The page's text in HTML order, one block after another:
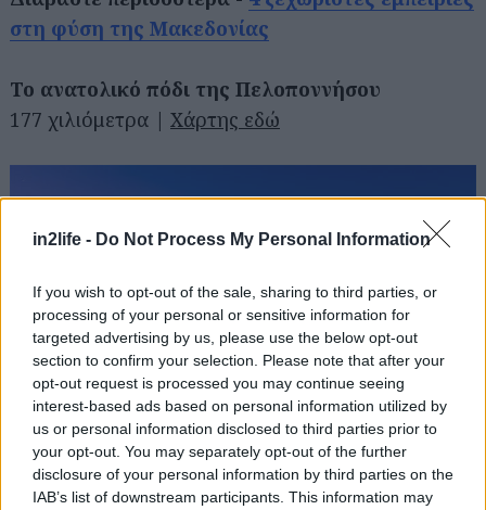
in2life - Do Not Process My Personal Information
If you wish to opt-out of the sale, sharing to third parties, or
processing of your personal or sensitive information for
targeted advertising by us, please use the below opt-out
section to confirm your selection. Please note that after your
opt-out request is processed you may continue seeing
interest-based ads based on personal information utilized by
us or personal information disclosed to third parties prior to
your opt-out. You may separately opt-out of the further
disclosure of your personal information by third parties on the
IAB’s list of downstream participants. This information may
στη φύση της Μακεδονίας
Το ανατολικό πόδι της Πελοποννήσου
177 χιλιόμετρα | Χάρτης εδώ